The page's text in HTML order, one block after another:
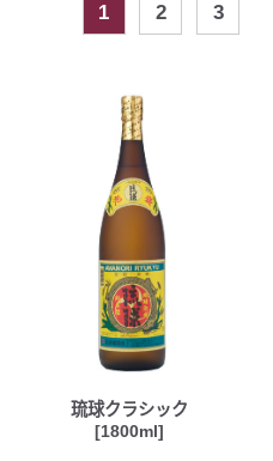
1 2 3
琉球クラシック
[1800ml]